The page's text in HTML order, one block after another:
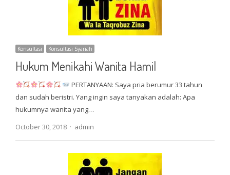
Konsultasi Konsultasi Syariah
Hukum Menikahi Wanita Hamil
PERTANYAAN: Saya pria berumur 33 tahun
dan sudah beristri. Yang ingin saya tanyakan adalah: Apa
hukumnya wanita yang…
October 30, 2018
Author
admin